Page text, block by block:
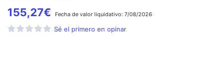
155,27€ Fecha de valor liquidativo: 7/08/2026
Sé el primero en opinar